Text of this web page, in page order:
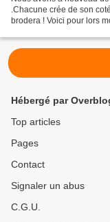
.Chacune crée de son
brodera ! Voici pour lors
Hébergé par
Top articles
Pages
Contact
Signaler un abus
C.G.U.